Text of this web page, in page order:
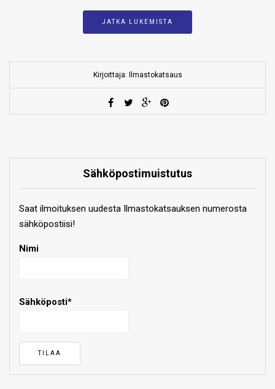
JATKA LUKEMISTA
Kirjoittaja: Ilmastokatsaus
Sähköpostimuistutus
Saat ilmoituksen uudesta Ilmastokatsauksen numerosta
sähköpostiisi!
Nimi
Sähköposti*